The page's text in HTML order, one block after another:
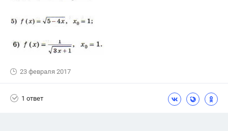
23 февраля 2017
1 ответ